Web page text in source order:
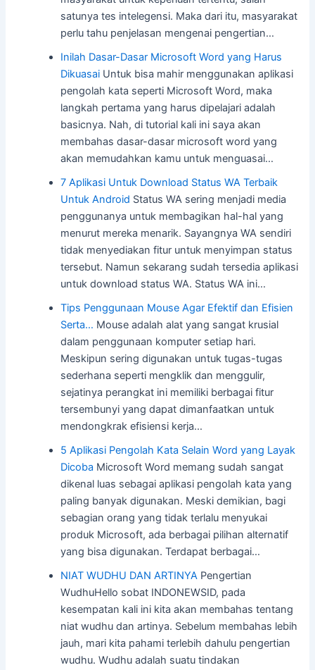
satunya tes intelegensi. Maka dari itu, masyarakat
perlu tahu penjelasan mengenai pengertian…
Inilah Dasar-Dasar Microsoft Word yang Harus
Dikuasai Untuk bisa mahir menggunakan aplikasi
pengolah kata seperti Microsoft Word, maka
langkah pertama yang harus dipelajari adalah
basicnya. Nah, di tutorial kali ini saya akan
membahas dasar-dasar microsoft word yang
akan memudahkan kamu untuk menguasai…
7 Aplikasi Untuk Download Status WA Terbaik
Untuk Android Status WA sering menjadi media
penggunanya untuk membagikan hal-hal yang
menurut mereka menarik. Sayangnya WA sendiri
tidak menyediakan fitur untuk menyimpan status
tersebut. Namun sekarang sudah tersedia aplikasi
untuk download status WA. Status WA ini…
Tips Penggunaan Mouse Agar Efektif dan Efisien
Serta… Mouse adalah alat yang sangat krusial
dalam penggunaan komputer setiap hari.
Meskipun sering digunakan untuk tugas-tugas
sederhana seperti mengklik dan menggulir,
sejatinya perangkat ini memiliki berbagai fitur
tersembunyi yang dapat dimanfaatkan untuk
mendongkrak efisiensi kerja…
5 Aplikasi Pengolah Kata Selain Word yang Layak
Dicoba Microsoft Word memang sudah sangat
dikenal luas sebagai aplikasi pengolah kata yang
paling banyak digunakan. Meski demikian, bagi
sebagian orang yang tidak terlalu menyukai
produk Microsoft, ada berbagai pilihan alternatif
yang bisa digunakan. Terdapat berbagai…
NIAT WUDHU DAN ARTINYA Pengertian
WudhuHello sobat INDONEWSID, pada
kesempatan kali ini kita akan membahas tentang
niat wudhu dan artinya. Sebelum membahas lebih
jauh, mari kita pahami terlebih dahulu pengertian
wudhu. Wudhu adalah suatu tindakan